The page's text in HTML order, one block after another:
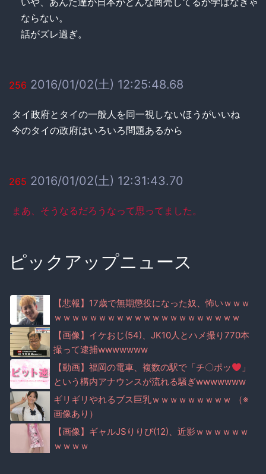
いや、あんた達が日本がどんな商売してるか学ばなきゃ
ならない。
話がズレ過ぎ。
256 2016/01/02(土) 12:25:48.68
タイ政府とタイの一般人を同一視しないほうがいいね
今のタイの政府はいろいろ問題あるから
265 2016/01/02(土) 12:31:43.70
まあ、そうなるだろうなって思ってました。
ピックアップニュース
【悲報】17歳で無期懲役になった奴、怖いｗｗｗ
ｗｗｗｗｗｗｗｗｗｗｗｗｗｗｗｗｗｗｗｗｗ
【画像】イケおじ(54)、JK10人とハメ撮り770本
撮って逮捕wwwwwww
【動画】福岡の電車、複数の駅で「チ〇ポッ
」
という構内アナウンスが流れる騒ぎwwwwwww
ww
ギリギリやれるブス巨乳ｗｗｗｗｗｗｗｗｗ （※
画像あり）
【画像】ギャルJSりりぴ(12)、近影ｗｗｗｗｗｗ
ｗｗｗｗ